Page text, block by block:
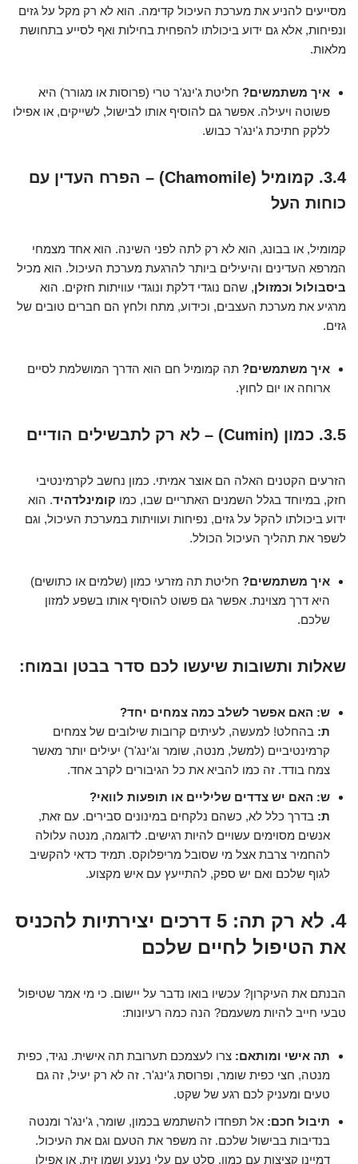
מסייעים להניע את מערכת העיכול קדימה. הוא לא רק מקל על גזים
ונפיחות, אלא גם ידוע ביכולתו להפחית בחילות ואף לסייע בתחושת
מלאות.
איך משתמשים? חליטת ג'ינג'ר טרי (פרוסות או מגורר) היא
פשוטה ויעילה. אפשר גם להוסיף אותו לבישול, לשייקים, או אפילו
ללקק חתיכת ג'ינג'ר כבוש.
3.4. קמומיל (Chamomile) – הפרח העדין עם
כוחות העל
קמומיל, או בבונג, הוא לא רק לתה לפני השינה. הוא אחד מצמחי
המרפא העדינים והיעילים ביותר להרגעת מערכת העיכול. הוא מכיל
ביסבולול וכמזולן, שהם נוגדי דלקת ונוגדי עוויתות חזקים. הוא
מרגיע את מערכת העצבים, וכידוע, מתח ולחץ הם חברים טובים של
גזים.
איך משתמשים? תה קמומיל חם הוא הדרך המושלמת לסיים
ארוחה או יום לחוץ.
3.5. כמון (Cumin) – לא רק לתבשילים הודיים
הזרעים הקטנים האלה הם אוצר אמיתי. כמון נחשב לקרמינטיבי
חזק, במיוחד בגלל השמנים האתריים שבו, כמו קומינלדהיד. הוא
ידוע ביכולתו להקל על גזים, נפיחות ועוויתות במערכת העיכול, וגם
לשפר את תהליך העיכול הכולל.
איך משתמשים? חליטת תה מזרעי כמון (שלמים או כתושים)
היא דרך מצוינת. אפשר גם פשוט להוסיף אותו בשפע למזון
שלכם.
שאלות ותשובות שיעשו לכם סדר בבטן ובמוח:
ש: האם אפשר לשלב כמה צמחים יחד?
ת: בהחלט! למעשה, לעיתים קרובות שילובים של צמחים
קרמינטיביים (למשל, מנטה, שומר וג'ינג'ר) יעילים יותר מאשר
צמח בודד. זה כמו להביא את כל הגיבורים לקרב אחד.
ש: האם יש צדדים שליליים או תופעות לוואי?
ת: בדרך כלל לא, כשהם נלקחים במינונים סבירים. עם זאת,
אנשים מסוימים עשויים להיות רגישים. לדוגמה, מנטה עלולה
להחמיר צרבת אצל מי שסובל מריפלוקס. תמיד כדאי להקשיב
לגוף שלכם ואם יש ספק, להתייעץ עם איש מקצוע.
4. לא רק תה: 5 דרכים יצירתיות להכניס
את הטיפול לחיים שלכם
הבנתם את העיקרון? עכשיו בואו נדבר על יישום. כי מי אמר שטיפול
טבעי חייב להיות משעמם? הנה כמה רעיונות:
תה אישי ומותאם: צרו לעצמכם תערובת תה אישית. נגיד, כפית
מנטה, חצי כפית שומר, ופרוסת ג'ינג'ר. זה לא רק יעיל, זה גם
טעים ומעניק לכם רגע של שקט.
תיבול חכם: אל תפחדו להשתמש בכמון, שומר, ג'ינג'ר ומנטה
בנדיבות בבישול שלכם. זה משפר את הטעם וגם את העיכול.
דמיינו קציצות עם כמון, סלט עם עלי נענע ושמן זית, או אפילו